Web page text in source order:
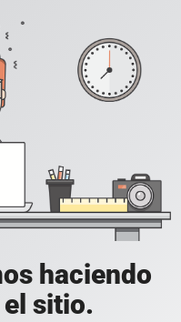
haciendo
sitio.